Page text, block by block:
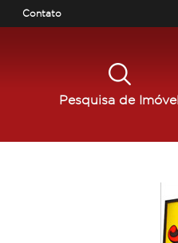
Contato
Pesquisa de Imóvel